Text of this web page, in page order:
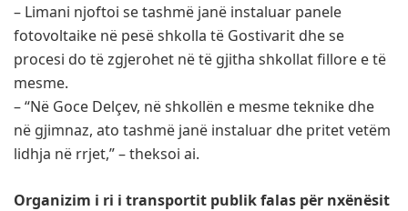
– Limani njoftoi se tashmë janë instaluar panele
fotovoltaike në pesë shkolla të Gostivarit dhe se
procesi do të zgjerohet në të gjitha shkollat fillore e të
mesme.
– “Në Goce Delçev, në shkollën e mesme teknike dhe
në gjimnaz, ato tashmë janë instaluar dhe pritet vetëm
lidhja në rrjet,” – theksoi ai.
Organizim i ri i transportit publik falas për nxënësit